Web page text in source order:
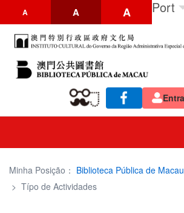
A A A Port
Minha Posição： Biblioteca Pública de Macau
> Típo de Actividades